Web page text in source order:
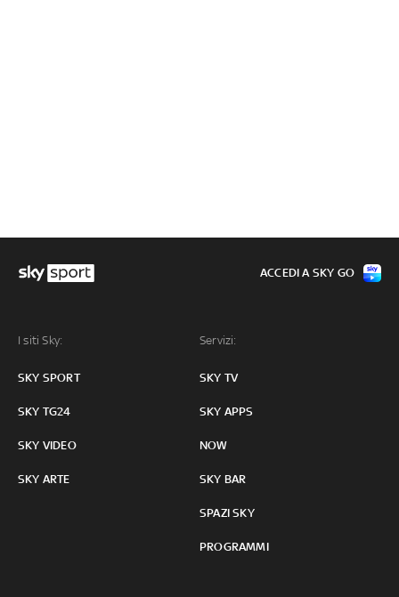
I siti Sky:
SKY SPORT
SKY TG24
SKY VIDEO
SKY ARTE
Servizi:
SKY TV
SKY APPS
NOW
SKY BAR
SPAZI SKY
PROGRAMMI
ACCEDI A SKY GO